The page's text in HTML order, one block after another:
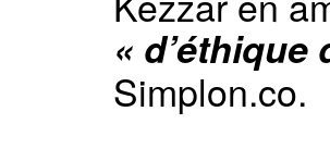
« d’éthique
Simplon.co.